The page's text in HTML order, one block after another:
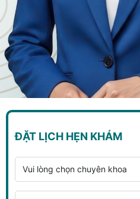
ĐẶT LỊCH HẸN KHÁM